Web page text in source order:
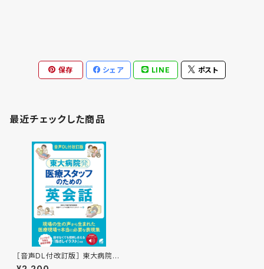
保存 シェア LINE ポスト
最近チェックした商品
［音声DL付改訂版］ 東大病院
発 医療スタッフのための英会